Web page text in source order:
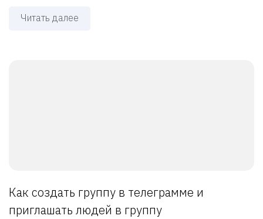
Читать далее
Как создать группу в телеграмме и
приглашать людей в группу